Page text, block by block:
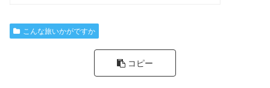
こんな旅いかがですか
コピー